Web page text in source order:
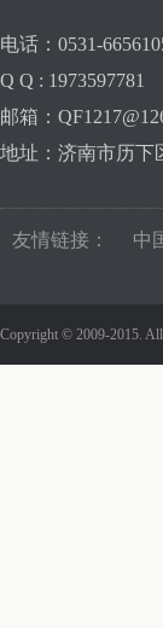
电话：0531-
Q Q : 1973597781
邮箱：
地址：济南市历下
友情链接： 中
Copyright © 2009-2015. All